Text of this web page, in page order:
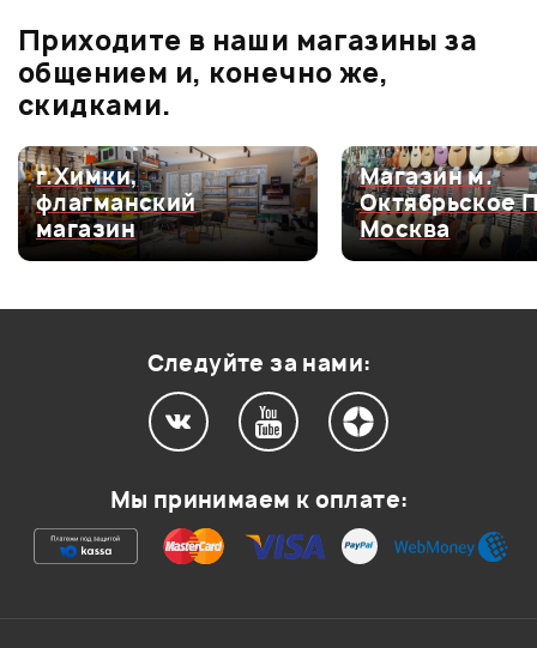
0.0
Оценка5
0
Оценка4
0
Оценка3
0
Ваша оценка:
Приходите в наши магазины за
общением и, конечно же,
скидками.
г.Химки,
флагманский
магазин
Магазин м.
Октябрьское
Москва
Следуйте за нами:
Мы принимаем к оплате: